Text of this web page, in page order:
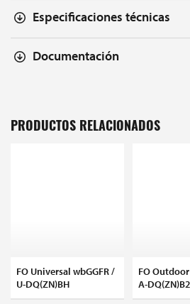
Especificaciones técnicas
Documentación
PRODUCTOS RELACIONADOS
FO Universal wbGGFR /
U-DQ(ZN)BH
FO Outdoor
A-